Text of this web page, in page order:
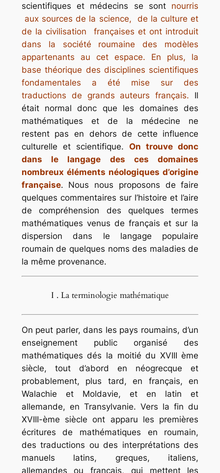
scientifiques et médecins se sont nourris
aux sources de la science, de la culture et
de la civilisation françaises et ont introduit
dans la société roumaine des modèles
appartenants au cet espace. En plus, la
base théorique des disciplines scientifiques
fondamentales a été mise sur des
traductions de grands auteurs français. Il
était normal donc que les domaines des
mathématiques et de la médecine ne
restent pas en dehors de cette influence
culturelle et scientifique.On trouve donc
dans le langage des ces domaines
nombreux éléments néologiques d’origine
française. Nous nous proposons de faire
quelques commentaires sur l’histoire et l’aire
de compréhension des quelques termes
mathématiques venus de français et sur la
dispersion dans le langage populaire
roumain de quelques noms des maladies de
la même provenance.
I . La terminologie mathématique
On peut parler, dans les pays roumains, d’un
enseignement public organisé des
mathématiques dés la moitié du XVIII ème
siècle, tout d’abord en néogrecque et
probablement, plus tard, en français, en
Walachie et Moldavie, et en latin et
allemande, en Transylvanie. Vers la fin du
XVIII-ème siècle ont apparu les premières
écritures de mathématiques en roumain,
des traductions ou des interprétations des
manuels latins, greques, italiens,
allemandes ou français, qui mettent les